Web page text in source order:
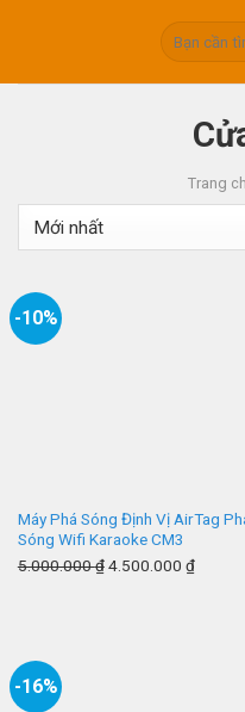
Tìm
kiếm:
Trang
-10%
Máy Phá Sóng Định Vị AirTag
Sóng Wifi Karaoke CM3
5.000.000₫ 4.500.000 ₫
-16%